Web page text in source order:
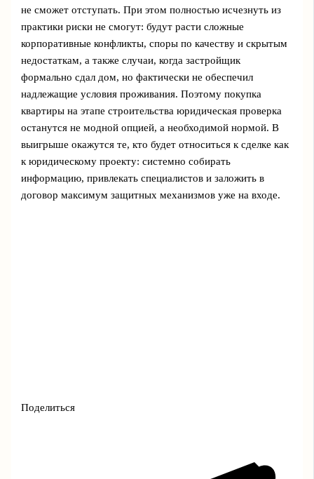
не сможет отступать. При этом полностью исчезнуть из
практики риски не смогут: будут расти сложные
корпоративные конфликты, споры по качеству и скрытым
недостаткам, а также случаи, когда застройщик
формально сдал дом, но фактически не обеспечил
надлежащие условия проживания. Поэтому покупка
квартиры на этапе строительства юридическая проверка
останутся не модной опцией, а необходимой нормой. В
выигрыше окажутся те, кто будет относиться к сделке как
к юридическому проекту: системно собирать
информацию, привлекать специалистов и заложить в
договор максимум защитных механизмов уже на входе.
Поделиться